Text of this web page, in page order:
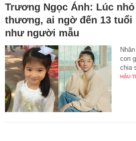
Trương Ngọc Ánh: Lúc
thương, ai ngờ đến 13 tuổi
như người mẫu
con
chia
HẬU